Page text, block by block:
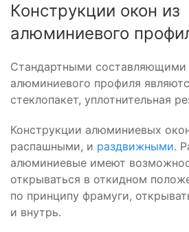
Конструкции окон из
алюминиевого
Стандартными составляющими
алюминиевого профиля
стеклопакет, уплотнительная
Конструкции алюминиевых
распашными, и раздвижными.
алюминиевые имеют
открываться в откидном
по принципу фрамуги,
и внутрь.